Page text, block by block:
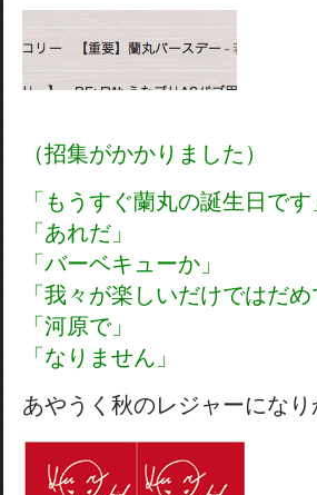
（招集がかかりました）
「もうすぐ蘭丸の誕生日です
「あれだ」
「バーベキューか」
「我々が楽しいだけではだめ
「河原で」
「なりません」
あやうく秋のレジャーになり